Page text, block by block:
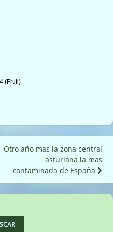
(Fruti)
Otro año mas la zona central
asturiana la mas